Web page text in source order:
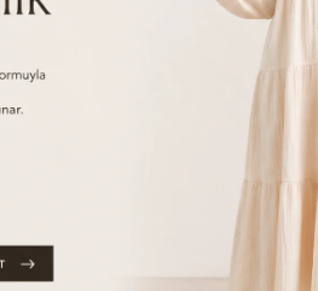
yanında bunları da tavsiye ediyoruz.